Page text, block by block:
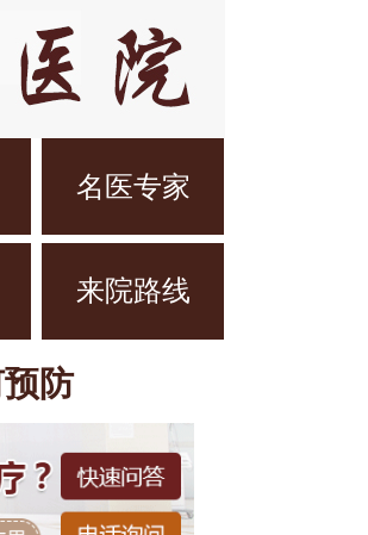
名医专家
来院路线
防